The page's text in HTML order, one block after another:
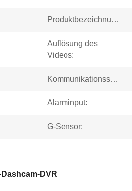
Produktbezeichnung:
Auflösung des
Videos:
Kommunikationsschnittstelle:
Alarminput:
G-Sensor:
Dashcam-DVR